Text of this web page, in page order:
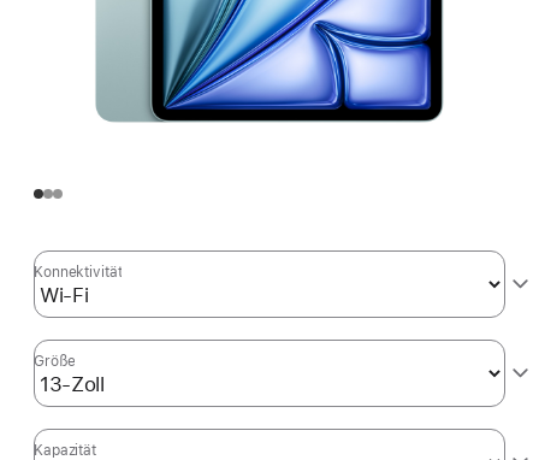
Konnektivität
Größe
Kapazität